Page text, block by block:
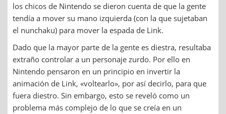
los chicos de Nintendo se dieron cuenta de que la gente
tendía a mover su mano izquierda (con la que sujetaban
el nunchaku) para mover la espada de Link.
Dado que la mayor parte de la gente es diestra, resultaba
extraño controlar a un personaje zurdo. Por ello en
Nintendo pensaron en un principio en invertir la
animación de Link, «voltearlo», por así decirlo, para que
fuera diestro. Sin embargo, esto se reveló como un
problema más complejo de lo que se creía en un